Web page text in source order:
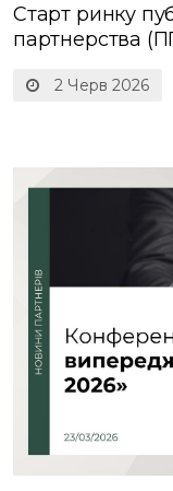
2 Черв 2026
Старт ринку
партнерства